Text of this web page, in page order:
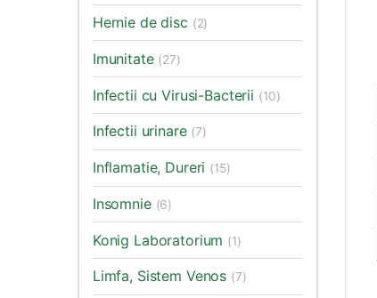
Hernie de disc (2)
Imunitate (27)
Infectii cu Virusi-Bacterii (10)
Infectii urinare (7)
Inflamatie, Dureri (15)
Insomnie (6)
Konig Laboratorium (1)
Limfa, Sistem Venos (7)